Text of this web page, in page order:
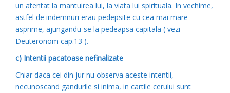
un atentat la mantuirea lui, la viata lui spirituala. In vechime,
astfel de indemnuri erau pedepsite cu cea mai mare
asprime, ajungandu-se la pedeapsa capitala ( vezi
Deuteronom cap.13 ).
c) Intentii pacatoase nefinalizate
Chiar daca cei din jur nu observa aceste intentii,
necunoscand gandurile si inima, in cartile cerului sunt